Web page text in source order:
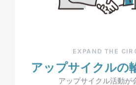
アップサイクルの
アップサイクル活動が
会員外にどんどん